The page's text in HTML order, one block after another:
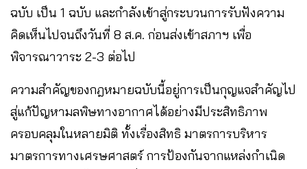
ฉบับ เป็น 1 ฉบับ และกำลังเข้าสู่กระบวนการรับฟังความ
คิดเห็นไปจนถึงวันที่ 8 ส.ค. ก่อนส่งเข้าสภาฯ เพื่อ
พิจารณาวาระ ​2-3 ต่อไป ​
ความสำคัญของกฎหมายฉบับนี้อยู่การเป็นกุญแจสำคัญไป
สู่แก้ปัญหามลพิษทางอากาศได้อย่างมีประสิทธิภาพ
ครอบคลุมในหลายมิติ ทั้งเรื่องสิทธิ มาตรการบริหาร
มาตรการทางเศรษศาสตร์​ ​การป้องกันจากแหล่งกำเนิด